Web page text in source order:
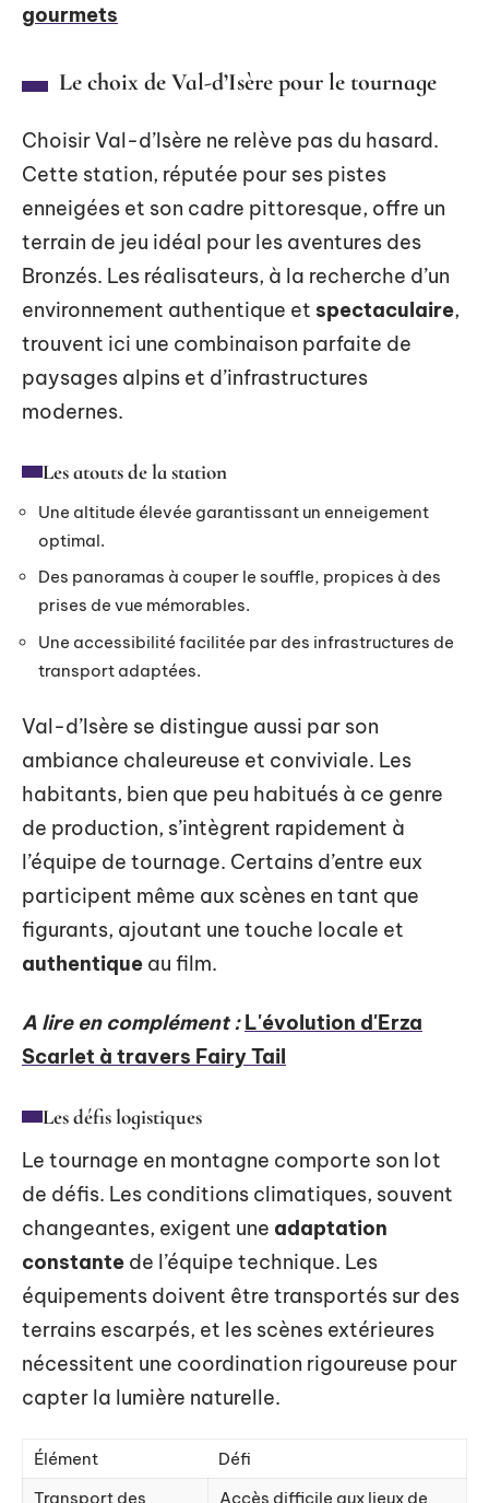
gourmets
Le choix de Val-d’Isère pour le tournage
Choisir Val-d’Isère ne relève pas du hasard.
Cette station, réputée pour ses pistes
enneigées et son cadre pittoresque, offre un
terrain de jeu idéal pour les aventures des
Bronzés. Les réalisateurs, à la recherche d’un
environnement authentique et spectaculaire,
trouvent ici une combinaison parfaite de
paysages alpins et d’infrastructures
modernes.
Les atouts de la station
Une altitude élevée garantissant un enneigement
optimal.
Des panoramas à couper le souffle, propices à des
prises de vue mémorables.
Une accessibilité facilitée par des infrastructures de
transport adaptées.
Val-d’Isère se distingue aussi par son
ambiance chaleureuse et conviviale. Les
habitants, bien que peu habitués à ce genre
de production, s’intègrent rapidement à
l’équipe de tournage. Certains d’entre eux
participent même aux scènes en tant que
figurants, ajoutant une touche locale et
authentique au film.
A lire en complément : L'évolution d'Erza
Scarlet à travers Fairy Tail
Les défis logistiques
Le tournage en montagne comporte son lot
de défis. Les conditions climatiques, souvent
changeantes, exigent une adaptation
constante de l’équipe technique. Les
équipements doivent être transportés sur des
terrains escarpés, et les scènes extérieures
nécessitent une coordination rigoureuse pour
capter la lumière naturelle.
Élément
Défi
Transport des
Accès difficile aux lieux de